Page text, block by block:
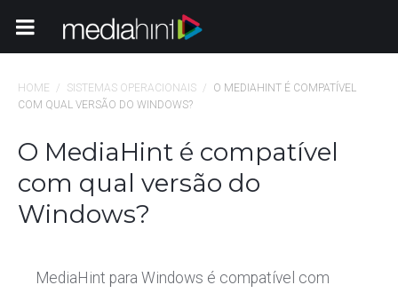
Toggle Navigation
HOME / SISTEMAS OPERACIONAIS /
O MEDIAHINT É COMPATÍVEL
COM QUAL VERSÃO DO WINDOWS?
O MediaHint é compatível
com qual versão do
Windows?
MediaHint para Windows é compatível com